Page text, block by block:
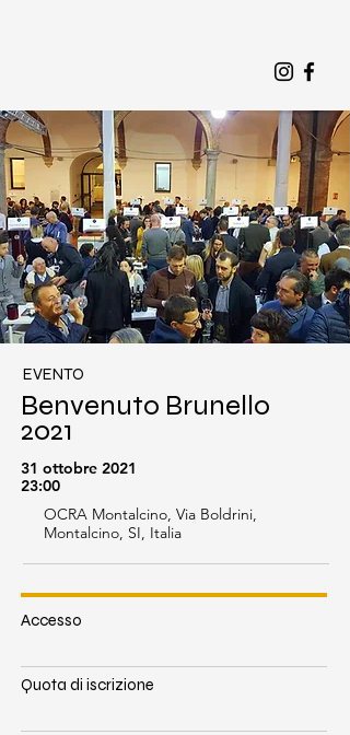
EVENTO
Benvenuto Brunello
2021
31 ottobre 2021
23:00
OCRA Montalcino, Via Boldrini,
Montalcino, SI, Italia
Accesso
Quota di iscrizione